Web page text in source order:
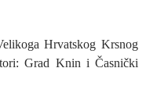
Hrvatskog Krsnog
Grad Knin i Časnički